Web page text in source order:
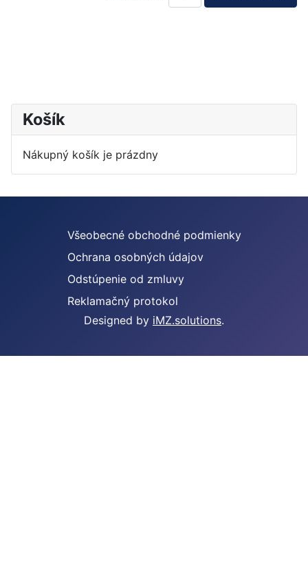
Košík
Nákupný košík je prázdny
Všeobecné obchodné podmienky
Ochrana osobných údajov
Odstúpenie od zmluvy
Reklamačný protokol
Designed by iMZ.solutions.